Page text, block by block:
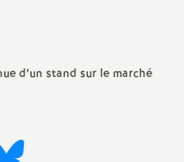
d’un stand sur le marché